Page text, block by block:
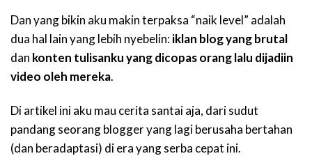
Dan yang bikin aku makin terpaksa “naik level” adalah
dua hal lain yang lebih nyebelin:iklan blog yang brutal
dan konten tulisanku yang dicopas orang lalu dijadiin
video oleh mereka.
Di artikel ini aku mau cerita santai aja, dari sudut
pandang seorang blogger yang lagi berusaha bertahan
(dan beradaptasi) di era yang serba cepat ini.